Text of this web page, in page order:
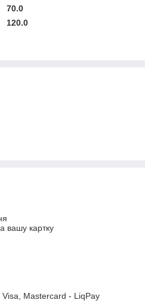
70.0
120.0
вашу картку
Mastercard - LiqPay